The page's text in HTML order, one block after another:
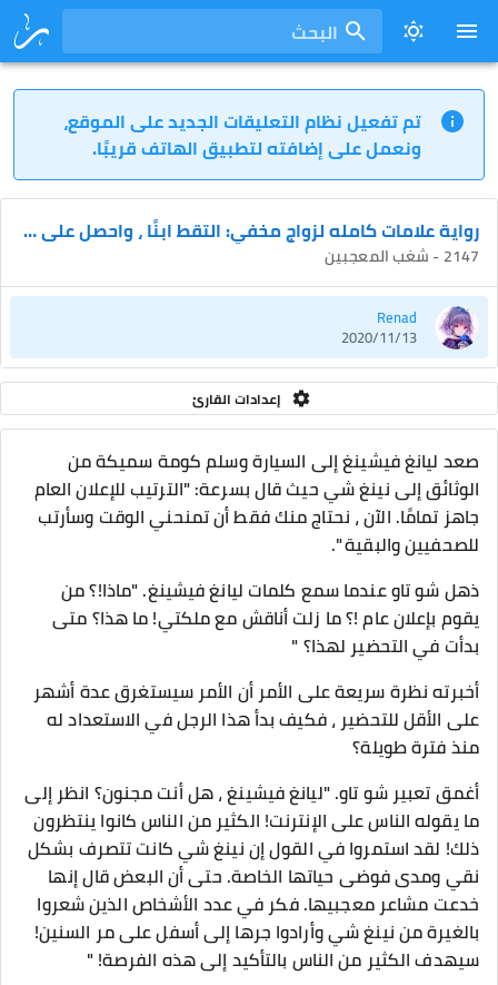
البحث
تم تفعيل نظام التعليقات الجديد على الموقع،
ونعمل على إضافته لتطبيق الهاتف قريبًا.
رواية علامات كامله لزواج مخفي: التقط ابنًا ، واحصل على زوج مجاني
2147 - شغب المعجبين
Renad
2020/11/13
إعدادات القارئ
صعد ليانغ فيشينغ إلى السيارة وسلم كومة سميكة من
الوثائق إلى نينغ شي حيث قال بسرعة: "الترتيب للإعلان العام
جاهز تمامًا. الآن ، نحتاج منك فقط أن تمنحني الوقت وسأرتب
للصحفيين والبقية ".
ذهل شو تاو عندما سمع كلمات ليانغ فيشينغ. "ماذا!؟ من
يقوم بإعلان عام !؟ ما زلت أناقش مع ملكتي! ما هذا؟ متى
بدأت في التحضير لهذا؟ "
أخبرته نظرة سريعة على الأمر أن الأمر سيستغرق عدة أشهر
على الأقل للتحضير ، فكيف بدأ هذا الرجل في الاستعداد له
منذ فترة طويلة؟
أغمق تعبير شو تاو. "ليانغ فيشينغ ، هل أنت مجنون؟ انظر إلى
ما يقوله الناس على الإنترنت! الكثير من الناس كانوا ينتظرون
ذلك! لقد استمروا في القول إن نينغ شي كانت تتصرف بشكل
نقي ومدى فوضى حياتها الخاصة. حتى أن البعض قال إنها
خدعت مشاعر معجبيها. فكر في عدد الأشخاص الذين شعروا
بالغيرة من نينغ شي وأرادوا جرها إلى أسفل على مر السنين!
سيهدف الكثير من الناس بالتأكيد إلى هذه الفرصة! "